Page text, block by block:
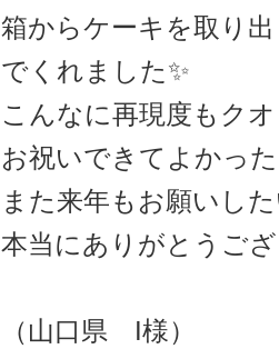
箱からケーキを取り
でくれました✨
こんなに再現度もク
お祝いできてよかっ
また来年もお願いし
本当にありがとうご
（山口県 I様）